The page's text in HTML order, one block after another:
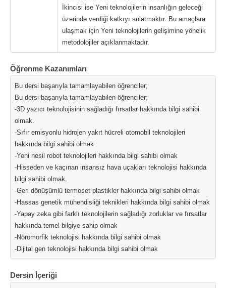
İkincisi ise Yeni teknolojilerin insanlığın geleceği
üzerinde verdiği katkıyı anlatmaktır. Bu amaçlara
ulaşmak için Yeni teknolojilerin gelişimine yönelik
metodolojiler açıklanmaktadır.
Öğrenme Kazanımları
Bu dersi başarıyla tamamlayabilen öğrenciler;
Bu dersi başarıyla tamamlayabilen öğrenciler;
-3D yazıcı teknolojisinin sağladığı fırsatlar hakkında bilgi sahibi
olmak.
-Sıfır emisyonlu hidrojen yakıt hücreli otomobil teknolojileri
hakkında bilgi sahibi olmak
-Yeni nesil robot teknolojileri hakkında bilgi sahibi olmak
-Hisseden ve kaçınan insansız hava uçakları teknolojisi hakkında
bilgi sahibi olmak.
-Geri dönüşümlü termoset plastikler hakkında bilgi sahibi olmak
-Hassas genetik mühendisliği teknikleri hakkında bilgi sahibi olmak
-Yapay zeka gibi farklı teknolojilerin sağladığı zorluklar ve fırsatlar
hakkında temel bilgiye sahip olmak
-Nöromorfik teknolojisi hakkında bilgi sahibi olmak
-Dijital gen teknolojisi hakkında bilgi sahibi olmak
Dersin İçeriği